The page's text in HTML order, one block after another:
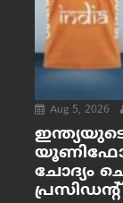
Aug 5, 2026
യൂണിഫോം
ചോദ്യം
പ്രസിഡന്റ്